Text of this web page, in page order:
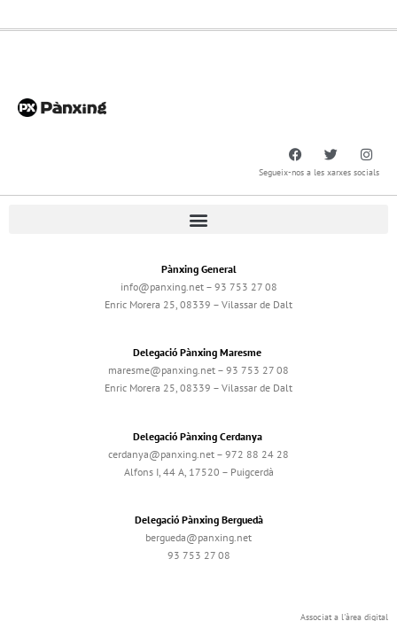
Segueix-nos a les xarxes socials
Pànxing General
info@panxing.net – 93 753 27 08
Enric Morera 25, 08339 – Vilassar de Dalt
Delegació Pànxing Maresme
maresme@panxing.net – 93 753 27 08
Enric Morera 25, 08339 – Vilassar de Dalt
Delegació Pànxing Cerdanya
cerdanya@panxing.net – 972 88 24 28
Alfons I, 44 A, 17520 – Puigcerdà
Delegació Pànxing Berguedà
bergueda@panxing.net
93 753 27 08
Associat a l'àrea digital